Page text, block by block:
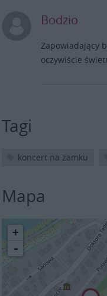
Bodzio
Zapowiadający
oczywiście
Tagi
koncert na zamku
Mapa
+
-